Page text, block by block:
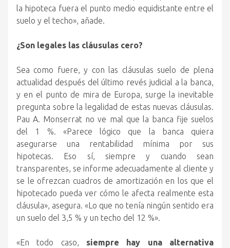
la hipoteca fuera el punto medio equidistante entre el
suelo y el techo», añade.
¿Son legales las cláusulas cero?
Sea como fuere, y con las cláusulas suelo de plena
actualidad después del último revés judicial a la banca,
y en el punto de mira de Europa, surge la inevitable
pregunta sobre la legalidad de estas nuevas cláusulas.
Pau A. Monserrat no ve mal que la banca fije suelos
del 1 %. «Parece lógico que la banca quiera
asegurarse una rentabilidad mínima por sus
hipotecas. Eso sí, siempre y cuando sean
transparentes, se informe adecuadamente al cliente y
se le ofrezcan cuadros de amortización en los que el
hipotecado pueda ver cómo le afecta realmente esta
cláusula», asegura. «Lo que no tenía ningún sentido era
un suelo del 3,5 % y un techo del 12 %».
«En todo caso, siempre hay una alternativa